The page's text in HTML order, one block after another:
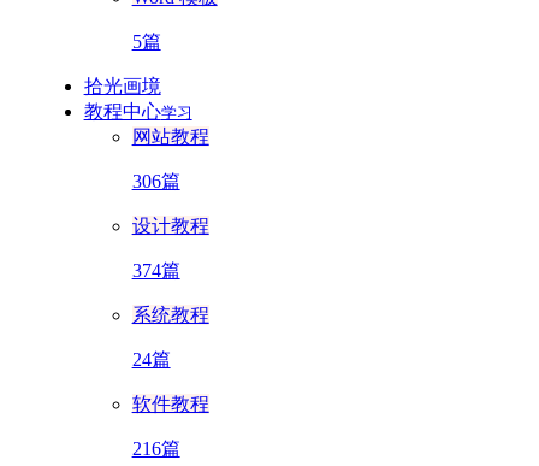
5篇
拾光画境
教程中心学习
网站教程
306篇
设计教程
374篇
系统教程
24篇
软件教程
216篇